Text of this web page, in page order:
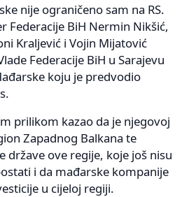
nije ograničeno sam na RS.
Federacije BiH Nermin Nikšić,
Kraljević i Vojin Mijatović
Federacije BiH u Sarajevu
koju je predvodio
prilikom kazao da je njegovoj
Zapadnog Balkana te
države ove regije, koje još nisu
i da mađarske kompanije
u cijeloj regiji.